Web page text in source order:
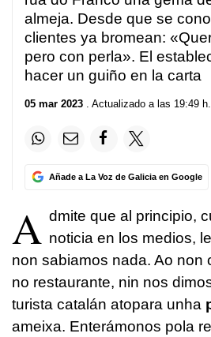
almeja. Desde que se
clientes ya bromean:
pero con perla». El
hacer un guiño en la carta
05 mar 2023 . Actualizado a las 19:49 h.
Añade a La Voz de Galicia en Google
A dmite que al principio,
noticia en los medios,
non sabiamos nada. Ao non
no restaurante, nin nos
turista catalán atopara unha
ameixa. Enterámonos pola